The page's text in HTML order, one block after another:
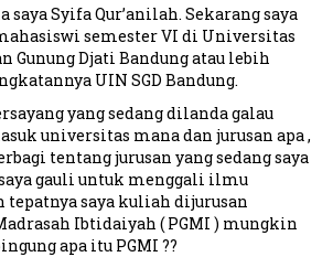
Syifa Qur’anilah. Sekarang saya
semester VI di Universitas
Gunung Djati Bandung atau lebih
UIN SGD Bandung.
yang sedang dilanda galau
universitas mana dan jurusan apa ,
tentang jurusan yang sedang saya
gauli untuk menggali ilmu
saya kuliah dijurusan
Ibtidaiyah ( PGMI ) mungkin
apa itu PGMI ??